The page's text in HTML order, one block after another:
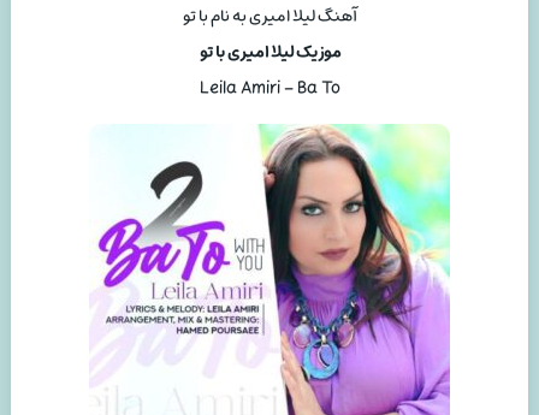
آهنگ لیلا امیری به نام با تو
موزیک لیلا امیری با تو
Leila Amiri – Ba To